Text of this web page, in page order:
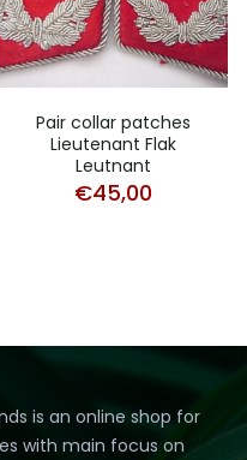
Pair collar patches
Lieutenant Flak
Leutnant
€45,00
is an online shop for
with main focus on